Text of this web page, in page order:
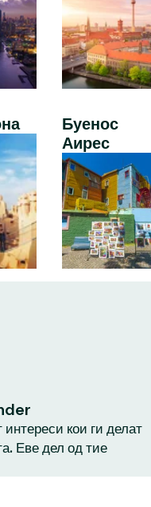
Буенос
Аирес
кои ги делат
Еве дел од тие